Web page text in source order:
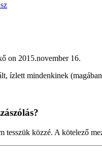
on 2015.november 16.
ízlett mindenkinek
tesszük közzé. A kötelező